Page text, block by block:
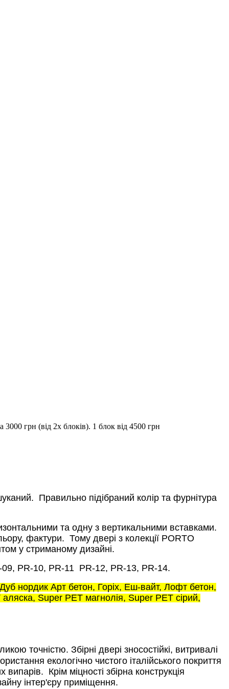
грн (від 2х блоків). 1 блок від 4500 грн
Правильно підібраний колір та фурнітура
та одну з вертикальними вставками.
фактури. Тому двері з колекції PORTO
у стриманому дизайні.
PR-10, PR-11 PR-12, PR-13, PR-14.
нордик Арт бетон, Горіх, Еш-вайт, Лофт бетон,
Super PET магнолія, Super PET сірий,
точністю. Збірні двері зносостійкі, витривалі
екологічно чистого італійського покриття
випарів. Крім міцності збірна конструкція
інтер'єру приміщення.